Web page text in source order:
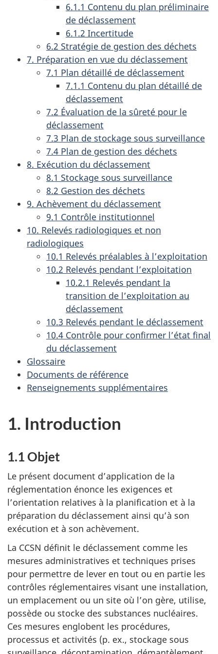
6.1.1 Contenu du plan préliminaire
de déclassement
6.1.2 Incertitude
6.2 Stratégie de gestion des déchets
7. Préparation en vue du déclassement
7.1 Plan détaillé de déclassement
7.1.1 Contenu du plan détaillé de
déclassement
7.2 Évaluation de la sûreté pour le
déclassement
7.3 Plan de stockage sous surveillance
7.4 Plan de gestion des déchets
8. Exécution du déclassement
8.1 Stockage sous surveillance
8.2 Gestion des déchets
9. Achèvement du déclassement
9.1 Contrôle institutionnel
10. Relevés radiologiques et non
radiologiques
10.1 Relevés préalables à l’exploitation
10.2 Relevés pendant l’exploitation
10.2.1 Relevés pendant la
transition de l’exploitation au
déclassement
10.3 Relevés pendant le déclassement
10.4 Contrôle pour confirmer l’état final
du déclassement
Glossaire
Documents de référence
Renseignements supplémentaires
1. Introduction
1.1 Objet
Le présent document d’application de la
réglementation énonce les exigences et
l’orientation relatives à la planification et à la
préparation du déclassement ainsi qu’à son
exécution et à son achèvement.
La CCSN définit le déclassement comme les
mesures administratives et techniques prises
pour permettre de lever en tout ou en partie les
contrôles réglementaires visant une installation,
un emplacement ou un site où l’on gère, utilise,
possède ou stocke des substances nucléaires.
Ces mesures englobent les procédures,
processus et activités (p. ex., stockage sous